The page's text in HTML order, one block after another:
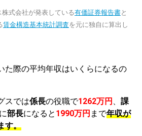
式会社が発表している有価証券報告書と
賃金構造基本統計調査を元に独自に算出し
た際の平均年収はいくらになるの
スでは係長の役職で1262万円
課
部長になると 1990万円 まで年収が
す。